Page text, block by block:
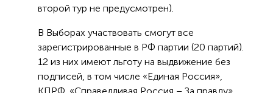
второй тур не предусмотрен).
В Выборах участвовать смогут все
зарегистрированные в РФ партии (20 партий).
12 из них имеют льготу на выдвижение без
подписей, в том числе «Единая Россия»,
КПРФ, «Справедливая Россия – За правду»,